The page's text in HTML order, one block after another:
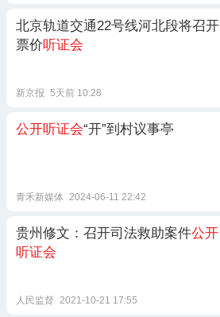
北京轨道交通22号线河北段将召开
票价听证会
新京报 5天前 10:28
公开听证会“开”到村议事亭
青禾新媒体 2024-06-11 22:42
贵州修文：召开司法救助案件公开
听证会
人民监督 2021-10-21 17:55